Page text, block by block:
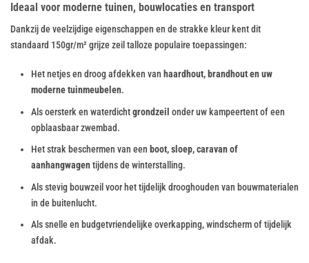
Ideaal voor moderne tuinen, bouwlocaties en transport
Dankzij de veelzijdige eigenschappen en de strakke kleur kent dit
standaard 150gr/m² grijze zeil talloze populaire toepassingen:
Het netjes en droog afdekken van haardhout, brandhout en uw
moderne tuinmeubelen.
Als oersterk en waterdichtgrondzeil onder uw kampeertent of een
opblaasbaar zwembad.
Het strak beschermen van een boot, sloep, caravan of
aanhangwagentijdens de winterstalling.
Als stevig bouwzeil voor het tijdelijk drooghouden van bouwmaterialen
in de buitenlucht.
Als snelle en budgetvriendelijke overkapping, windscherm of tijdelijk
afdak.